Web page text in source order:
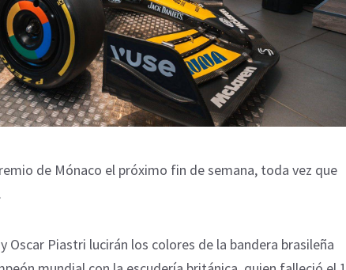
de Mónaco el próximo fin de semana, toda vez que
Oscar Piastri lucirán los colores de la bandera brasileña